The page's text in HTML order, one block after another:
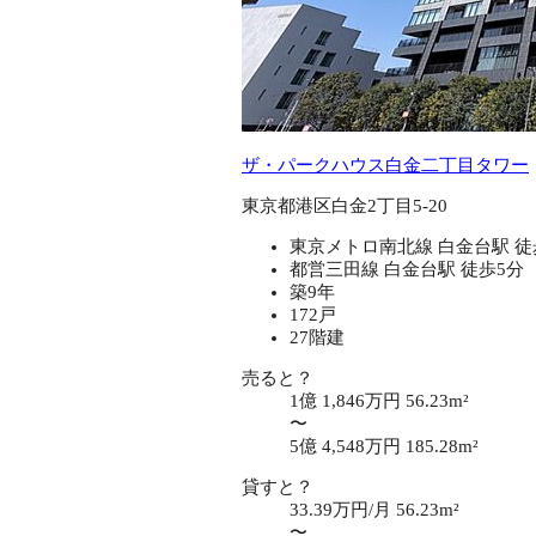
ザ・パークハウス白金二丁目タワー
東京都港区白金2丁目5-20
東京メトロ南北線 白金台駅 徒
都営三田線 白金台駅 徒歩5分
築9年
172戸
27階建
売ると？
1億 1,846万円 56.23m²
〜
5億 4,548万円 185.28m²
貸すと？
33.39万円/月 56.23m²